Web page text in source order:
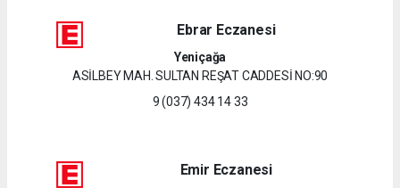
Ebrar Eczanesi
Yeniçağa
ASİLBEY MAH. SULTAN REŞAT CADDESİ NO:90
9 (037) 434 14 33
Emir Eczanesi